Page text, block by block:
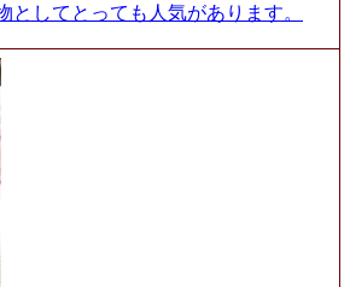
としてとっても人気があります。